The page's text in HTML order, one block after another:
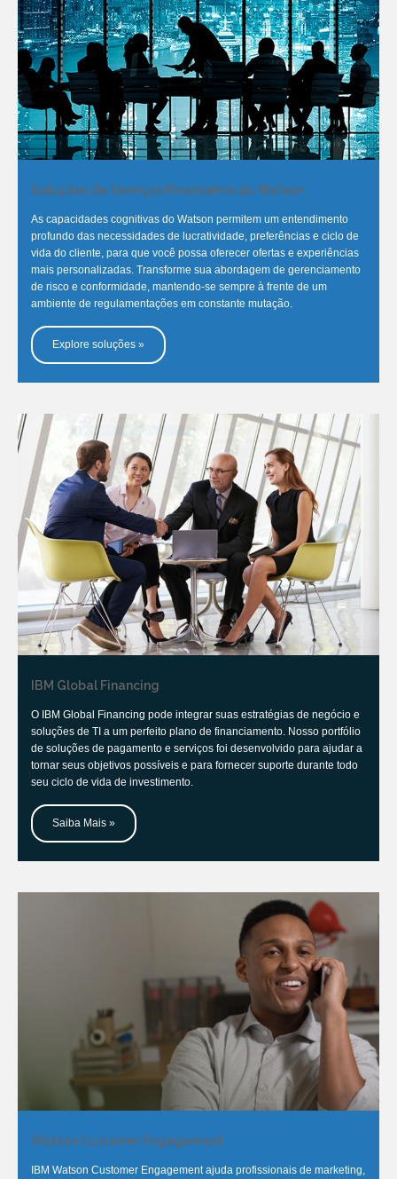
Soluções de Serviços Financeiros do Watson
As capacidades cognitivas do Watson permitem um entendimento
profundo das necessidades de lucratividade, preferências e ciclo de
vida do cliente, para que você possa oferecer ofertas e experiências
mais personalizadas. Transforme sua abordagem de gerenciamento
de risco e conformidade, mantendo-se sempre à frente de um
ambiente de regulamentações em constante mutação.
Explore soluções »
IBM Global Financing
O IBM Global Financing pode integrar suas estratégias de negócio e
soluções de TI a um perfeito plano de financiamento. Nosso portfólio
de soluções de pagamento e serviços foi desenvolvido para ajudar a
tornar seus objetivos possíveis e para fornecer suporte durante todo
seu ciclo de vida de investimento.
Saiba Mais »
Watson Customer Engagement
IBM Watson Customer Engagement ajuda profissionais de marketing,